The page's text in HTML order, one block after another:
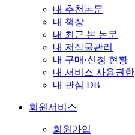
내 추천논문
내 책장
내 최근 본 논문
내 저작물관리
내 구매·신청 현황
내 서비스 사용권한
내 관심 DB
회원서비스
회원가입